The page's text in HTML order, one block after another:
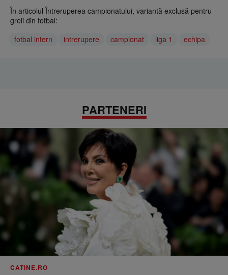
În articolul Întreruperea campionatului, variantă exclusă pentru
greii din fotbal:
fotbal intern
intrerupere campionat liga 1 echipa
PARTENERI
CATINE.RO